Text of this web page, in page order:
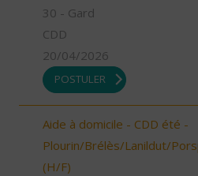
30 - Gard
CDD
20/04/2026
POSTULER
Aide à domicile - CDD été -
Plourin/Brélès/Lanildut/
(H/F)